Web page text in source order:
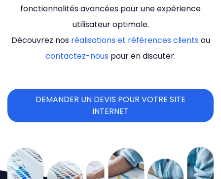
fonctionnalités avancées pour une expérience
utilisateur optimale.
Découvrez nos réalisations et références clients ou
contactez-nous pour en discuter.
DEMANDER UN DEVIS POUR VOTRE SITE
INTERNET